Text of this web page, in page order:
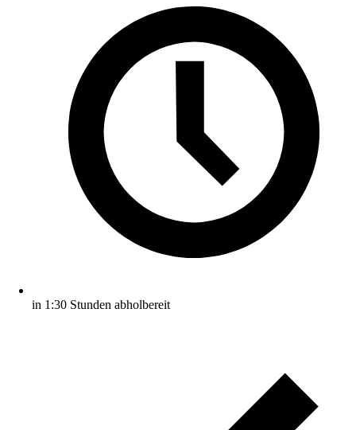
in 1:30 Stunden abholbereit